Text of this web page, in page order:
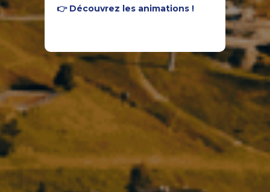
👉 Découvrez les animations !